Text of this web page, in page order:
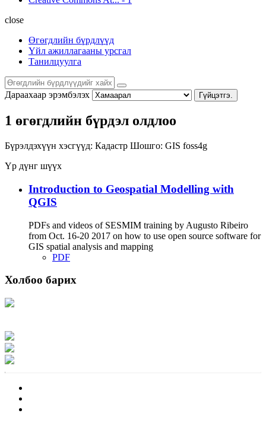
close
Өгөгдлийн бүрдлүүд
Үйл ажиллагааны урсгал
Танилцуулга
Дараахаар эрэмбэлэх Гүйцэтгэ.
1 өгөгдлийн бүрдэл олдлоо
Бүрэлдэхүүн хэсгүүд: Кадастр Шошго: GIS foss4g
Үр дүнг шүүх
Introduction to Geospatial Modelling with
QGIS
PDFs and videos of SESMIM training by Augusto Ribeiro
from Oct. 16-20 2017 on how to use open source software for
GIS spatial analysis and mapping
PDF
Холбоо барих